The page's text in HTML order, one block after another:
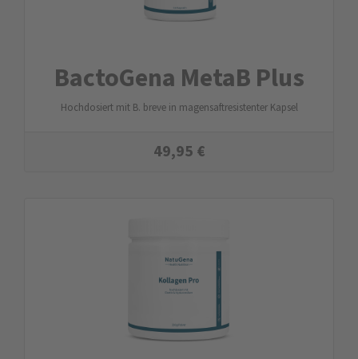
BactoGena MetaB Plus
Hochdosiert mit B. breve in magensaftresistenter Kapsel
49,95 €